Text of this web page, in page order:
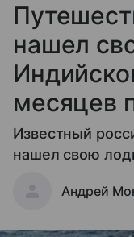
нашел
месяцев
Известный
нашел свою
Андрей